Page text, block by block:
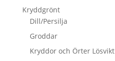
Kryddgrönt
Dill/Persilja
Groddar
Kryddor och Örter Lösvikt